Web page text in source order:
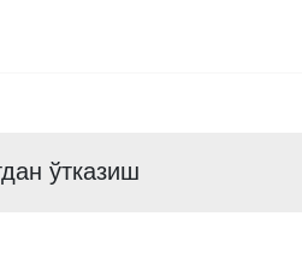
ўтказиш